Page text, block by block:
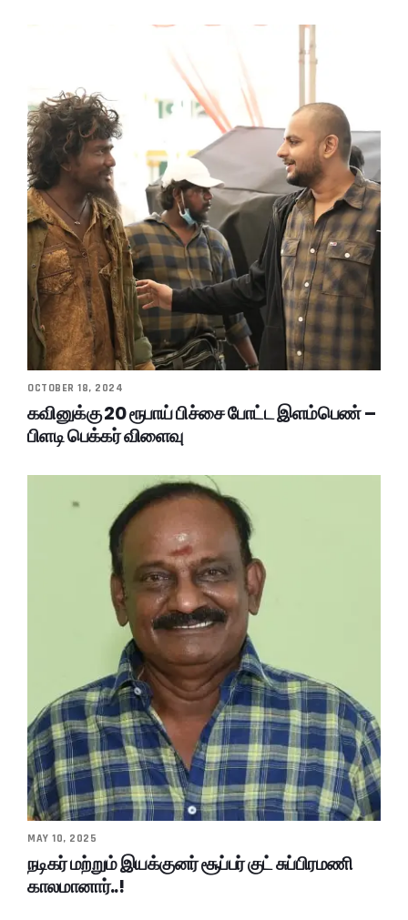
OCTOBER 18, 2024
கவினுக்கு 20 ரூபாய் பிச்சை போட்ட இளம்பெண் –
பிளடி பெக்கர் விளைவு
MAY 10, 2025
நடிகர் மற்றும் இயக்குனர் சூப்பர் குட் சுப்பிரமணி
காலமானார்..!